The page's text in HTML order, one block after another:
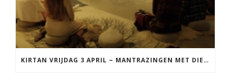
KIRTAN VRIJDAG 3 APRIL ~ MANTRAZINGEN MET DIEDERICK IN LEEUWARDEN